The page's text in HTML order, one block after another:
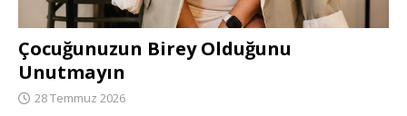
Çocuğunuzun Birey Olduğunu
Unutmayın
28 Temmuz 2026